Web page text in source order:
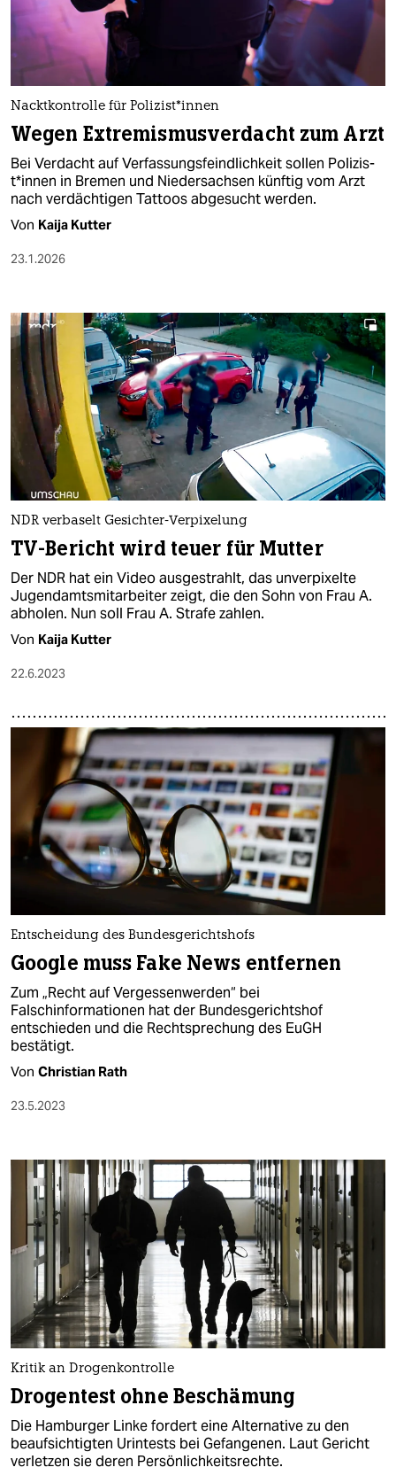
nord
wahrheit
verlag
verlag
veranstaltungen
shop
fragen & hilfe
abo
genossenschaft
epaper login
Nacktkontrolle für Po­li­zis­t*in­nen
Wegen Extremismusverdacht zum Arzt
Bei Verdacht auf Verfassungsfeindlichkeit sollen Po­li­zis­
t*in­nen in Bremen und Niedersachsen künftig vom Arzt
nach verdächtigen Tattoos abgesucht werden.
Von Kaija Kutter
23.1.2026
NDR verbaselt Gesichter-Verpixelung
TV-Bericht wird teuer für Mutter
Der NDR hat ein Video ausgestrahlt, das unverpixelte
Jugendamtsmitarbeiter zeigt, die den Sohn von Frau A.
abholen. Nun soll Frau A. Strafe zahlen.
Von Kaija Kutter
22.6.2023
Entscheidung des Bundesgerichtshofs
Google muss Fake News entfernen
Zum „Recht auf Vergessenwerden“ bei
Falschinformationen hat der Bundesgerichtshof
entschieden und die Rechtsprechung des EuGH
bestätigt.
Von Christian Rath
23.5.2023
Kritik an Drogenkontrolle
Drogentest ohne Beschämung
Die Hamburger Linke fordert eine Alternative zu den
beaufsichtigten Urintests bei Gefangenen. Laut Gericht
verletzen sie deren Persönlichkeitsrechte.